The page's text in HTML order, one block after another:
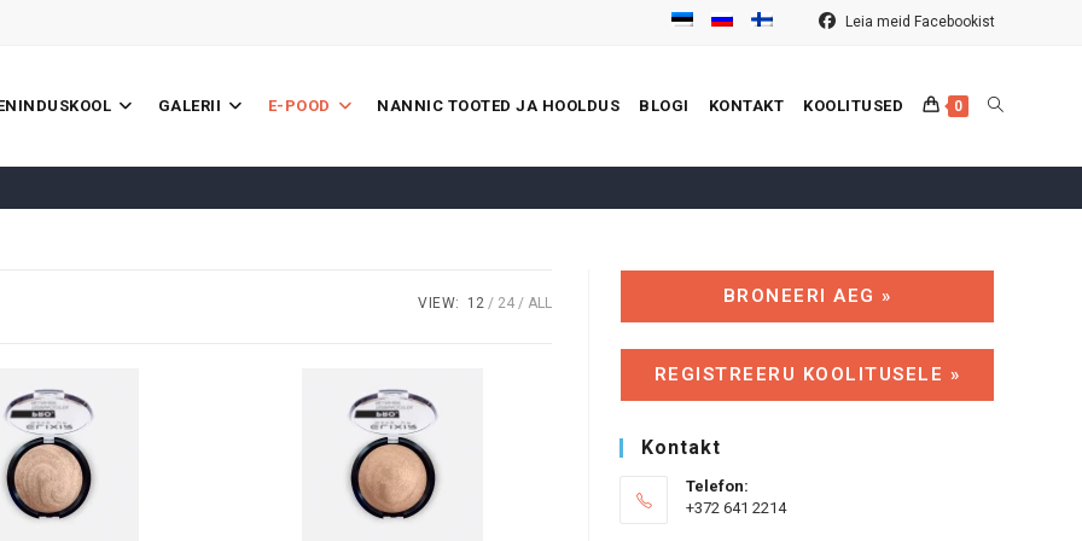
Leia meid Facebookist
GALERII E-POOD NANNIC TOOTED JA HOOLDUS BLOGI KONTAKT KOOLITUSED 0 TOGGLE
SEARCH
VIEW: 12 24 ALL BRONEERI AEG »
REGISTREERU KOOLITUSELE »
Kontakt
Telefon:
+372 641 2214